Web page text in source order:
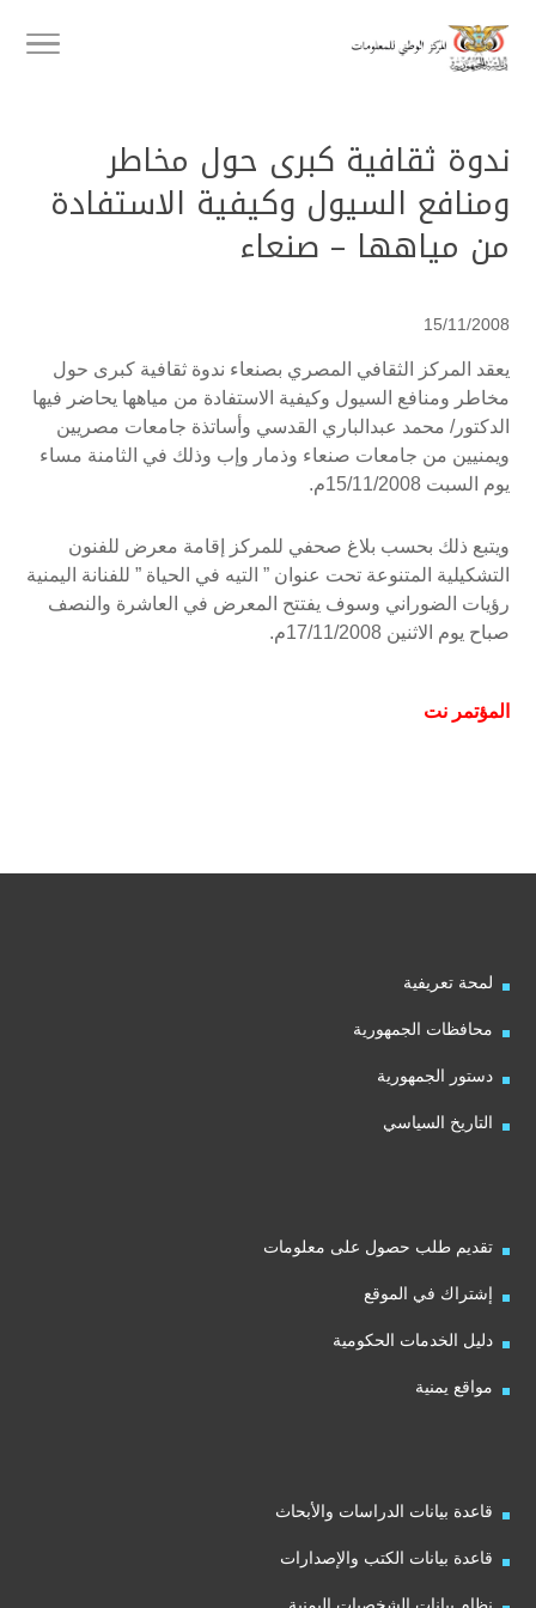
ندوة ثقافية كبرى حول مخاطر
ومنافع السيول وكيفية الاستفادة
من مياهها – صنعاء
15/11/2008
يعقد المركز الثقافي المصري بصنعاء ندوة ثقافية كبرى حول
مخاطر ومنافع السيول وكيفية الاستفادة من مياهها يحاضر فيها
الدكتور/ محمد عبدالباري القدسي وأساتذة جامعات مصريين
ويمنيين من جامعات صنعاء وذمار وإب وذلك في الثامنة مساء
يوم السبت 15/11/2008م.
ويتبع ذلك بحسب بلاغ صحفي للمركز إقامة معرض للفنون
التشكيلية المتنوعة تحت عنوان ” التيه في الحياة ” للفنانة اليمنية
رؤيات الضوراني وسوف يفتتح المعرض في العاشرة والنصف
صباح يوم الاثنين 17/11/2008م.
المؤتمر نت
لمحة تعريفية
محافظات الجمهورية
دستور الجمهورية
التاريخ السياسي
تقديم طلب حصول على معلومات
إشتراك في الموقع
دليل الخدمات الحكومية
مواقع يمنية
قاعدة بيانات الدراسات والأبحاث
قاعدة بيانات الكتب والإصدارات